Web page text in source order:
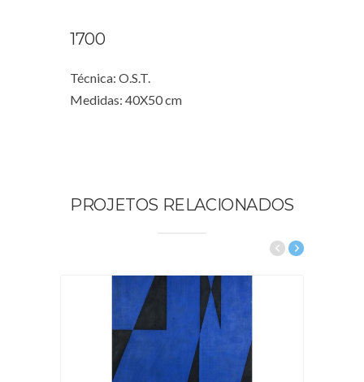
1700
Técnica: O.S.T.
Medidas: 40X50 cm
PROJETOS RELACIONADOS